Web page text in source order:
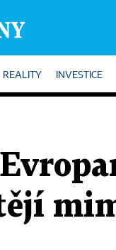
REALITY INVESTICE